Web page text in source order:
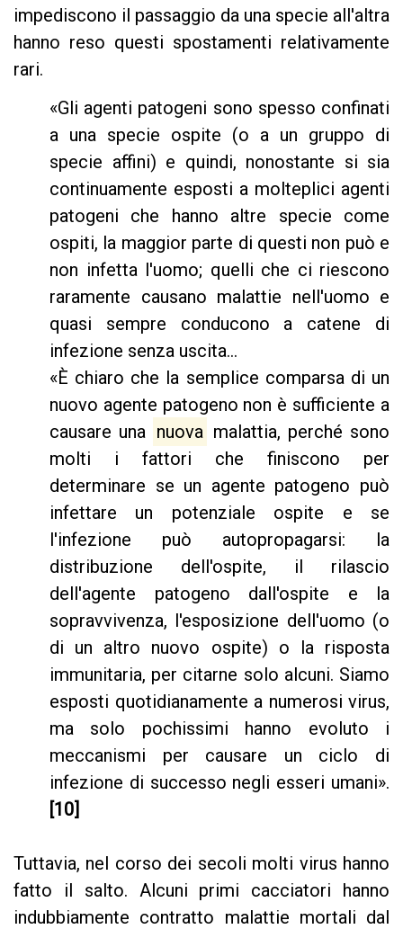
impediscono il passaggio da una specie all'altra
hanno reso questi spostamenti relativamente
rari.
«Gli agenti patogeni sono spesso confinati
a una specie ospite (o a un gruppo di
specie affini) e quindi, nonostante si sia
continuamente esposti a molteplici agenti
patogeni che hanno altre specie come
ospiti, la maggior parte di questi non può e
non infetta l'uomo; quelli che ci riescono
raramente causano malattie nell'uomo e
quasi sempre conducono a catene di
infezione senza uscita...
«È chiaro che la semplice comparsa di un
nuovo agente patogeno non è sufficiente a
causare una nuova malattia, perché sono
molti i fattori che finiscono per
determinare se un agente patogeno può
infettare un potenziale ospite e se
l'infezione può autopropagarsi: la
distribuzione dell'ospite, il rilascio
dell'agente patogeno dall'ospite e la
sopravvivenza, l'esposizione dell'uomo (o
di un altro nuovo ospite) o la risposta
immunitaria, per citarne solo alcuni. Siamo
esposti quotidianamente a numerosi virus,
ma solo pochissimi hanno evoluto i
meccanismi per causare un ciclo di
infezione di successo negli esseri umani».
[10]
Tuttavia, nel corso dei secoli molti virus hanno
fatto il salto. Alcuni primi cacciatori hanno
indubbiamente contratto malattie mortali dal